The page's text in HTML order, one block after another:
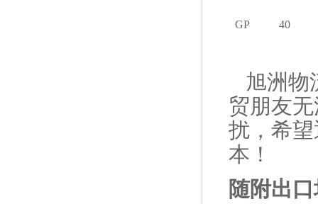
GP 40
旭洲物
贸朋友
扰，希
本！
随附出